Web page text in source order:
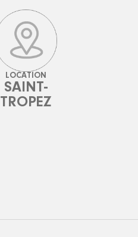
LOCATION
SAINT-
TROPEZ